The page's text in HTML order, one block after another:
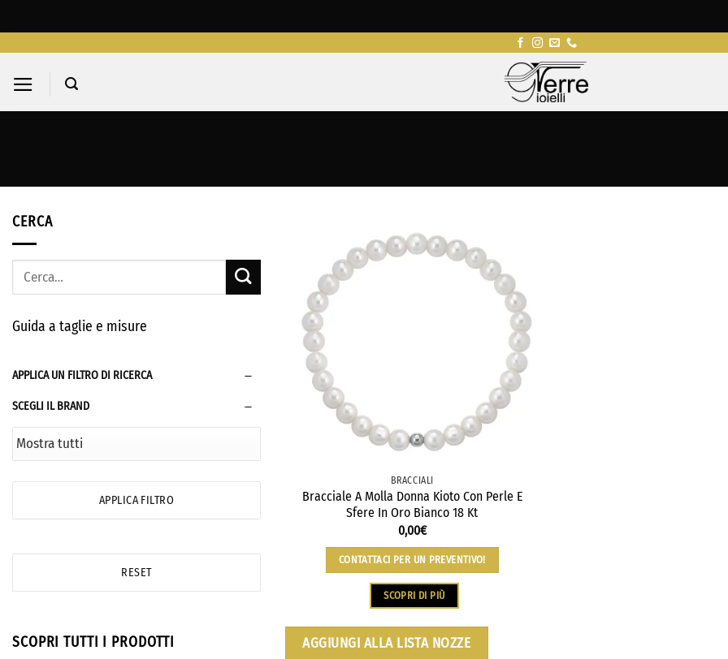
contenuti
CERCA
Cerca:
Guida a taglie e misure
APPLICA UN FILTRO DI RICERCA
SCEGLI IL BRAND
APPLICA FILTRO
RESET
SCOPRI TUTTI I PRODOTTI
BRACCIALI
Bracciale A Molla Donna Kioto Con Perle E
Sfere In Oro Bianco 18 Kt
0,00€
CONTATTACI PER UN PREVENTIVO!
SCOPRI DI PIÙ
AGGIUNGI ALLA LISTA NOZZE